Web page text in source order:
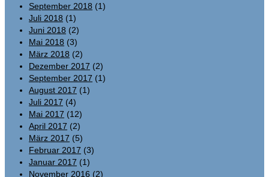
September 2018 (1)
Juli 2018 (1)
Juni 2018 (2)
Mai 2018 (3)
März 2018 (2)
Dezember 2017 (2)
September 2017 (1)
August 2017 (1)
Juli 2017 (4)
Mai 2017 (12)
April 2017 (2)
März 2017 (5)
Februar 2017 (3)
Januar 2017 (1)
November 2016 (2)